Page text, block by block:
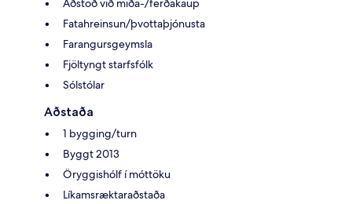
Aðstoð við miða-/ferðakaup
Fatahreinsun/þvottaþjónusta
Farangursgeymsla
Fjöltyngt starfsfólk
Sólstólar
Aðstaða
1 bygging/turn
Byggt 2013
Öryggishólf í móttöku
Líkamsræktaraðstaða